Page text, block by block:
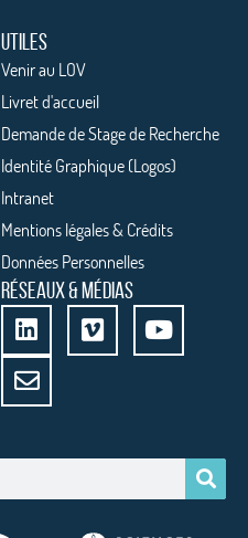
UTILES
Venir au LOV
Livret d'accueil
Demande de Stage de Recherche
Identité Graphique (Logos)
Intranet
Mentions légales & Crédits
Données Personnelles
RÉSEAUX & MÉDIAS